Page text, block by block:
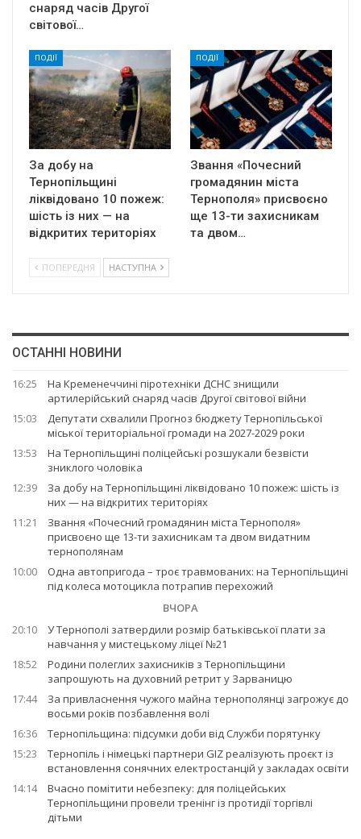
снаряд часів Другої
світової…
ПОДІЇ
За добу на
Тернопільщині
ліквідовано 10 пожеж:
шість із них — на
відкритих територіях
ПОДІЇ
Звання «Почесний
громадянин міста
Тернополя» присвоєно
ще 13-ти захисникам
та двом…
ПОПЕРЕДНЯ НАСТУПНА
ОСТАННІ НОВИНИ
16:25
На Кременеччині піротехніки ДСНС знищили
артилерійський снаряд часів Другої світової війни
15:03
Депутати схвалили Прогноз бюджету Тернопільської
міської територіальної громади на 2027-2029 роки
13:53
На Тернопільщині поліцейські розшукали безвісти
зниклого чоловіка
12:39
За добу на Тернопільщині ліквідовано 10 пожеж: шість із
них — на відкритих територіях
11:21
Звання «Почесний громадянин міста Тернополя»
присвоєно ще 13-ти захисникам та двом видатним
тернополянам
10:00
Одна автопригода – троє травмованих: на Тернопільщині
під колеса мотоцикла потрапив перехожий
ВЧОРА
20:10
У Тернополі затвердили розмір батьківської плати за
навчання у мистецькому ліцеї №21
18:52
Родини полеглих захисників з Тернопільщини
запрошують на духовний ретрит у Зарваницю
17:44
За привласнення чужого майна тернополянці загрожує до
восьми років позбавлення волі
16:36
Тернопільщина: підсумки доби від Служби порятунку
15:23
Тернопіль і німецькі партнери GIZ реалізують проєкт із
встановлення сонячних електростанцій у закладах освіти
14:14
Вчасно помітити небезпеку: для поліцейських
Тернопільщини провели тренінг із протидії торгівлі
дітьми